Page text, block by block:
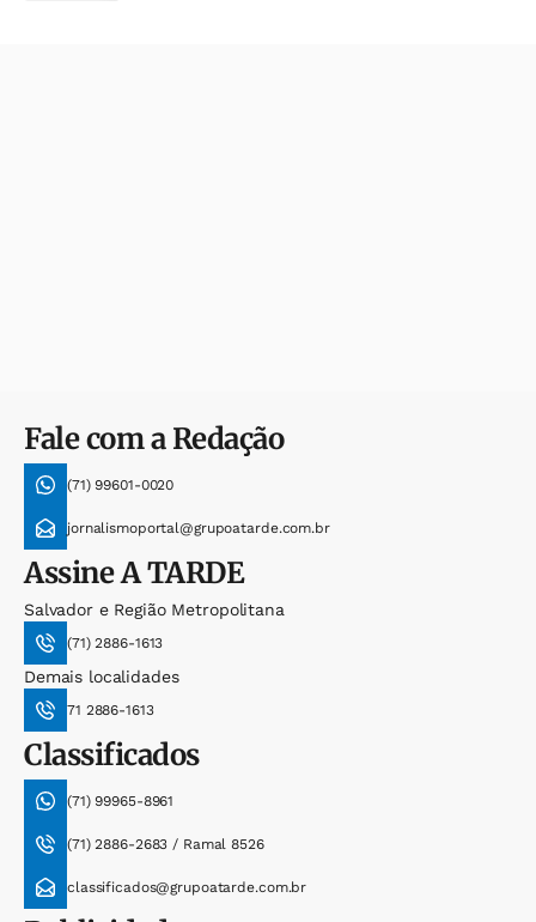
Fale com a Redação
(71) 99601-0020
jornalismoportal@grupoatarde.com.br
AssineA TARDE
Salvador e Região Metropolitana
(71) 2886-1613
Demais localidades
71 2886-1613
Classificados
(71) 99965-8961
(71) 2886-2683 / Ramal 8526
classificados@grupoatarde.com.br